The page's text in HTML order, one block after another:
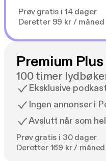
Prøv gratis i 14 dager
Deretter 99 kr / måned
Premium Plus
100 timer
Eksklusive
Ingen annonser i
Avslutt når som
Prøv gratis i 30 dager
Deretter 169 kr / måned